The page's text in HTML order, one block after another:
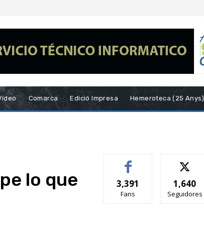
Comarca Edició Impresa Hemeroteca (25 Anys)
lo que
3,391
Fans
1,640
Seguidores